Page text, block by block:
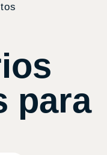
para